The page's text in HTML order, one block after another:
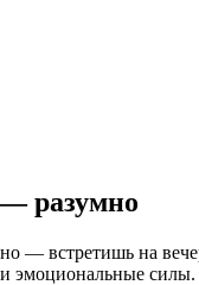
разумно
— встретишь на
и эмоциональные силы.